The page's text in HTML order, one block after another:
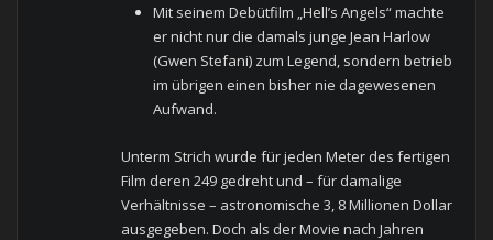
Mit seinem Debütfilm „Hell’s Angels“ machte
er nicht nur die damals junge Jean Harlow
(Gwen Stefani) zum Legend, sondern betrieb
im übrigen einen bisher nie dagewesenen
Aufwand.
Unterm Strich wurde für jeden Meter des fertigen
Film deren 249 gedreht und – für damalige
Verhältnisse – astronomische 3, 8 Millionen Dollar
ausgegeben. Doch als der Movie nach Jahren